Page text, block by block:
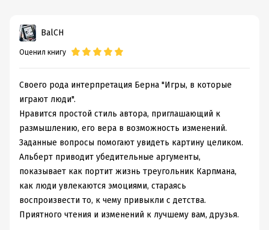
BalCH
Оценил книгу
Своего рода интерпретация Берна "Игры, в которые
играют люди".
Нравится простой стиль автора, приглашающий к
размышлению, его вера в возможность изменений.
Заданные вопросы помогают увидеть картину целиком.
Альберт приводит убедительные аргументы,
показывает как портит жизнь треугольник Карпмана,
как люди увлекаются эмоциями, стараясь
воспроизвести то, к чему привыкли с детства.
Приятного чтения и изменений к лучшему вам, друзья.